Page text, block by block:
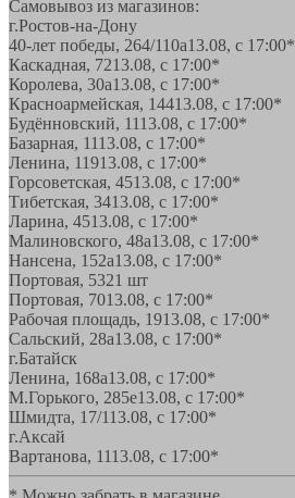
Самовывоз из магазинов:
г.Ростов-на-Дону
40-лет победы, 264/110а13.08, с 17:00*
Каскадная, 7213.08, с 17:00*
Королева, 30а13.08, с 17:00*
Красноармейская, 14413.08, с 17:00*
Будённовский, 1113.08, с 17:00*
Базарная, 1113.08, с 17:00*
Ленина, 11913.08, с 17:00*
Горсоветская, 4513.08, с 17:00*
Тибетская, 3413.08, с 17:00*
Ларина, 4513.08, с 17:00*
Малиновского, 48а13.08, с 17:00*
Нансена, 152а13.08, с 17:00*
Портовая, 5321 шт
Портовая, 7013.08, с 17:00*
Рабочая площадь, 1913.08, с 17:00*
Сальский, 28a13.08, с 17:00*
г.Батайск
Ленина, 168а13.08, с 17:00*
М.Горького, 285е13.08, с 17:00*
Шмидта, 17/113.08, с 17:00*
г.Аксай
Вартанова, 1113.08, с 17:00*